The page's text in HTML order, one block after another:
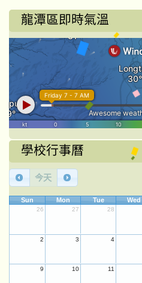
龍潭區即時氣溫
學校行事曆
今天
Sun Mon Tue Wed
26 27 28
2 3 4
9 10 11